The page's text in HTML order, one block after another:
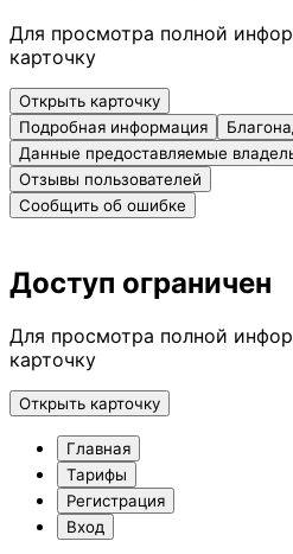
Для просмотра полной
карточку
Открыть карточку
Подробная информация
Данные предоставляемые
Отзывы пользователей
Сообщить об ошибке
Доступ ограничен
Для просмотра полной
карточку
Открыть карточку
Главная
Тарифы
Регистрация
Вход